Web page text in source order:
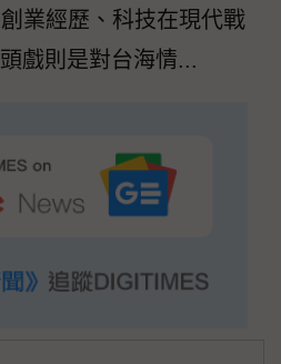
業經歷、科技在現代戰
戲則是對台海情...